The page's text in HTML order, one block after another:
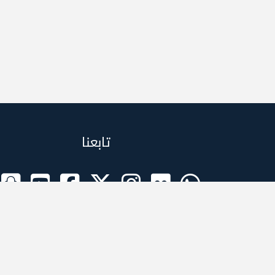
تابعنا